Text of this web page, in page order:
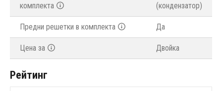
комплекта
(кондензатор)
Предни решетки в комплекта Да
Цена за Двойка
Рейтинг